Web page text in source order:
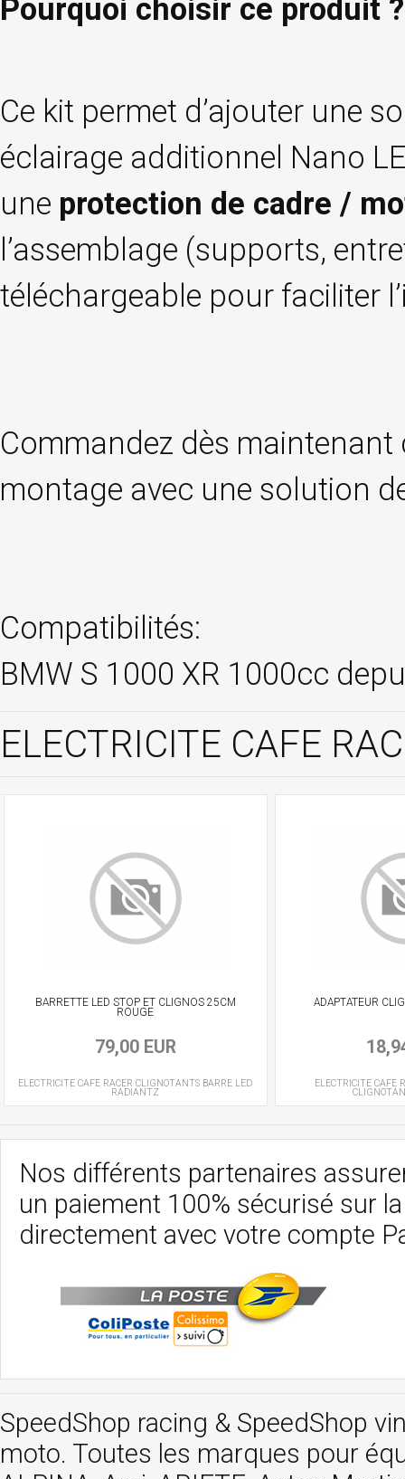
Pourquoi choisir ce produit ?
Ce kit permet d’ajouter une
éclairage additionnel Nano
une protection de cadre /
l’assemblage (supports,
téléchargeable pour faciliter
Commandez dès
montage avec une solution
Compatibilités:
BMW S 1000 XR 1000cc
ELECTRICITE CAFE
BARRETTE LED STOP ET CLIGNOS 25CM
ROUGE
79,00 EUR
ELECTRICITE CAFE RACER CLIGNOTANTS BARRE LED
RADIANTZ
ADAPTATEUR
ELECTRICITE CAFE
Nos différents partenaires
un paiement 100% sécurisé sur
directement avec votre compte
SpeedShop racing & SpeedShop
moto. Toutes les marques pour